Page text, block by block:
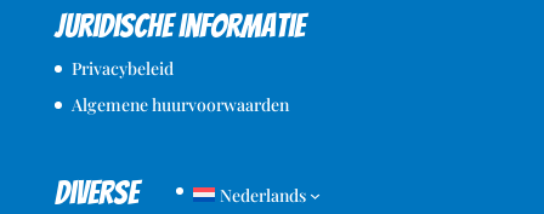
Juridische informatie
Privacybeleid
Algemene huurvoorwaarden
Diverse Nederlands